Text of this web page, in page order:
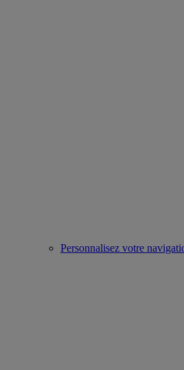
Personnalisez votre